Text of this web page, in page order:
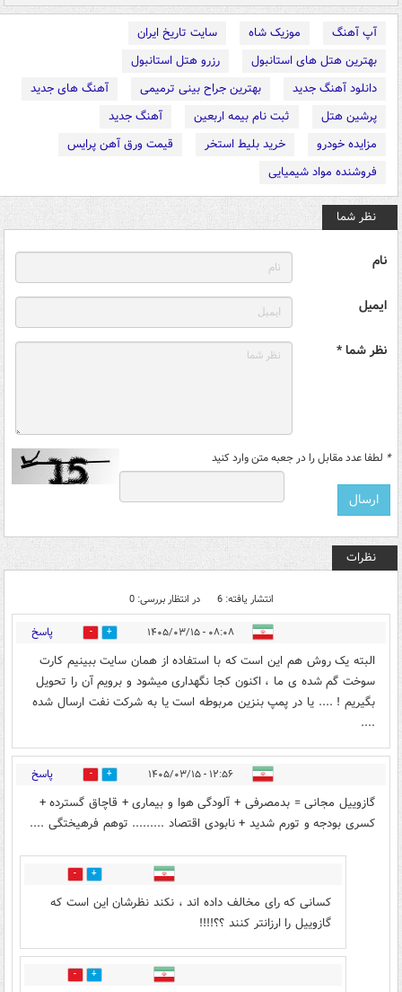
آپ آهنگ موزیک شاه
سایت تاریخ ایران
بهترین هتل های استانبول
رزرو هتل استانبول
دانلود آهنگ جدید
بهترین جراح بینی ترمیمی
آهنگ های جدید
پرشین هتل
ثبت نام بیمه اربعین
آهنگ جدید
مزایده خودرو
خرید بلیط استخر
قیمت ورق آهن پرایس
فروشنده مواد شیمیایی
نظر شما
نام
ایمیل
نظر شما *
* لطفا عدد مقابل را در جعبه متن وارد کنید
نظرات
انتشار یافته: 6 در انتظار بررسی: 0
۰۸:۰۸ - ۱۴۰۵/۰۳/۱۵ 2 پاسخ
البته یک روش هم این است که با استفاده از همان سایت ببینیم کارت
سوخت گم شده ی ما ، اکنون کجا نگهداری میشود و برویم آن را تحویل
بگیریم ! .... یا در پمپ بنزین مربوطه است یا به شرکت نفت ارسال شده
....
۱۲:۵۶ - ۱۴۰۵/۰۳/۱۵ 3 پاسخ
گازوییل مجانی = بدمصرفی + آلودگی هوا و بیماری + قاچاق گسترده +
کسری بودجه و تورم شدید + نابودی اقتصاد ......... توهم فرهیختگی ....
0
کسانی که رای مخالف داده اند ، نکند نظرشان این است که
گازوییل را ارزانتر کنند ؟؟!!!!
1